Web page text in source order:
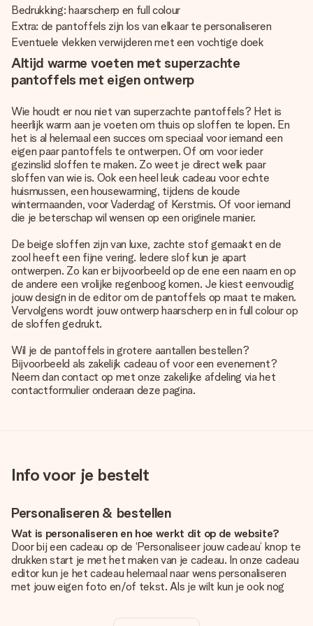
Bedrukking: haarscherp en full colour
Extra: de pantoffels zijn los van elkaar te personaliseren
Eventuele vlekken verwijderen met een vochtige doek
Altijd warme voeten met superzachte
pantoffels met eigen ontwerp
Wie houdt er nou niet van superzachte pantoffels? Het is
heerlijk warm aan je voeten om thuis op sloffen te lopen. En
het is al helemaal een succes om speciaal voor iemand een
eigen paar pantoffels te ontwerpen. Of om voor ieder
gezinslid sloffen te maken. Zo weet je direct welk paar
sloffen van wie is. Ook een heel leuk cadeau voor echte
huismussen, een housewarming, tijdens de koude
wintermaanden, voor Vaderdag of Kerstmis. Of voor iemand
die je beterschap wil wensen op een originele manier.
De beige sloffen zijn van luxe, zachte stof gemaakt en de
zool heeft een fijne vering. Iedere slof kun je apart
ontwerpen. Zo kan er bijvoorbeeld op de ene een naam en op
de andere een vrolijke regenboog komen. Je kiest eenvoudig
jouw design in de editor om de pantoffels op maat te maken.
Vervolgens wordt jouw ontwerp haarscherp en in full colour op
de sloffen gedrukt.
Wil je de pantoffels in grotere aantallen bestellen?
Bijvoorbeeld als zakelijk cadeau of voor een evenement?
Neem dan contact op met onze zakelijke afdeling via het
contactformulier onderaan deze pagina.
Info voor je bestelt
Personaliseren & bestellen
Wat is personaliseren en hoe werkt dit op de website?
Door bij een cadeau op de ‘Personaliseer jouw cadeau’ knop te
drukken start je met het maken van je cadeau. In onze cadeau
editor kun je het cadeau helemaal naar wens personaliseren
met jouw eigen foto en/of tekst. Als je wilt kun je ook nog